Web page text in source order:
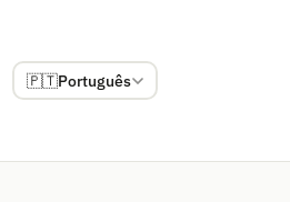
🇵🇹Português